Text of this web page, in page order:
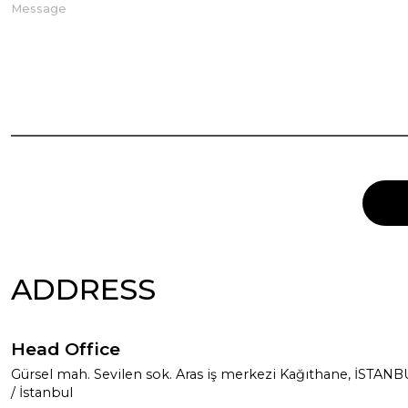
ADDRESS
Head Office
Gürsel mah. Sevilen sok. Aras iş merkezi Kağıthane,
/ İstanbul